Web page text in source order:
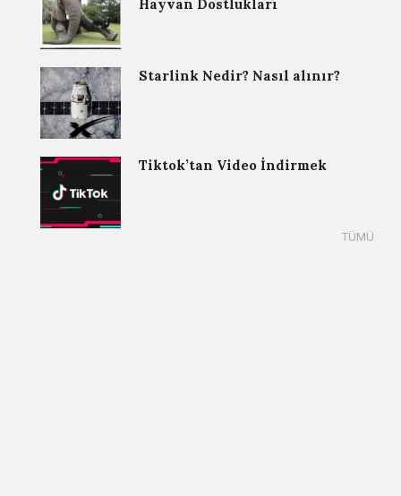
Hayvan Dostlukları
Starlink Nedir? Nasıl alınır?
Tiktok’tan Video İndirmek